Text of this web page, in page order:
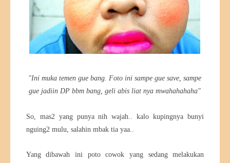
"Ini muka temen gue bang. Foto ini sampe gue save, sampe
gue jadiin DP bbm bang, geli abis liat nya mwahahahaha"
So, mas2 yang punya nih wajah.. kalo kupingnya bunyi
nguing2 mulu, salahin mbak tia yaa..
Yang dibawah ini poto cowok yang sedang melakukan